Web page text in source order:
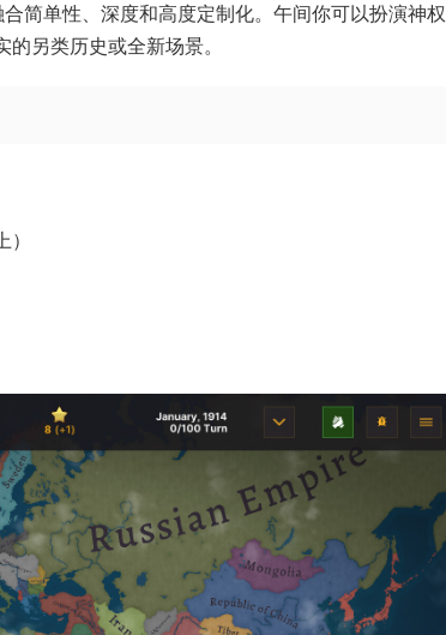
简单性、深度和高度定制化。午间你可以扮演神权
另类历史或全新场景。